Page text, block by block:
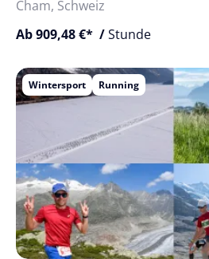
Cham, Schweiz
Ab 909,48 €* /Stunde
Wintersport Running